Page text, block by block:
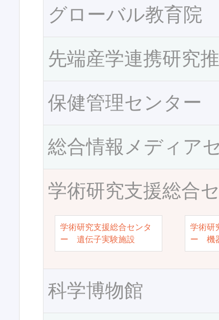
グローバル教育院
先端産学連携研究
保健管理センター
総合情報メディア
学術研究支援総合
学術研究支援総合センタ
ー 遺伝子実験施設
学術研
ー 機
科学博物館